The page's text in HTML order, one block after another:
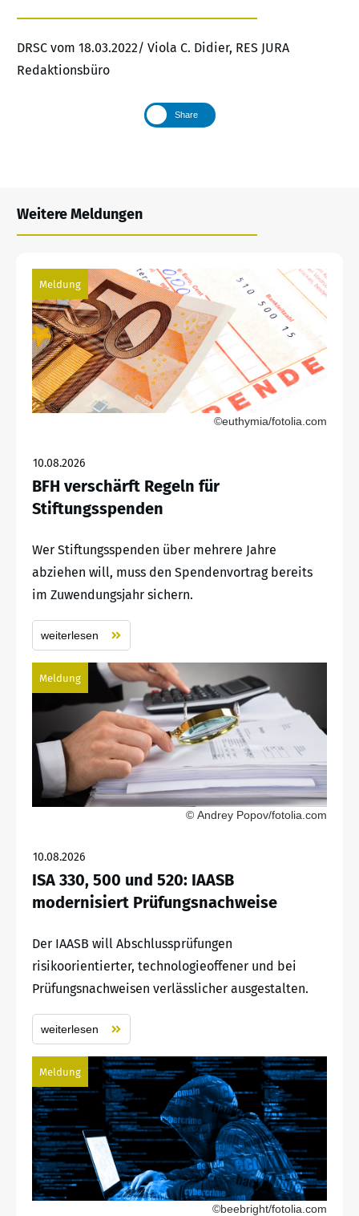
DRSC vom 18.03.2022/ Viola C. Didier, RES JURA
Redaktionsbüro
Share
Weitere Meldungen
Meldung
©euthymia/fotolia.com
10.08.2026
BFH verschärft Regeln für
Stiftungsspenden
Wer Stiftungsspenden über mehrere Jahre
abziehen will, muss den Spendenvortrag bereits
im Zuwendungsjahr sichern.
weiterlesen
Meldung
© Andrey Popov/fotolia.com
10.08.2026
ISA 330, 500 und 520: IAASB
modernisiert Prüfungsnachweise
Der IAASB will Abschlussprüfungen
risikoorientierter, technologieoffener und bei
Prüfungsnachweisen verlässlicher ausgestalten.
weiterlesen
Meldung
©beebright/fotolia.com